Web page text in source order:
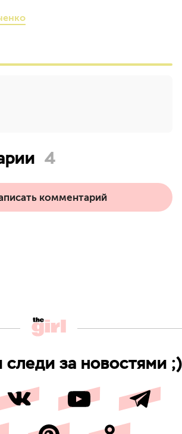
4
комментарий
за новостями ;)